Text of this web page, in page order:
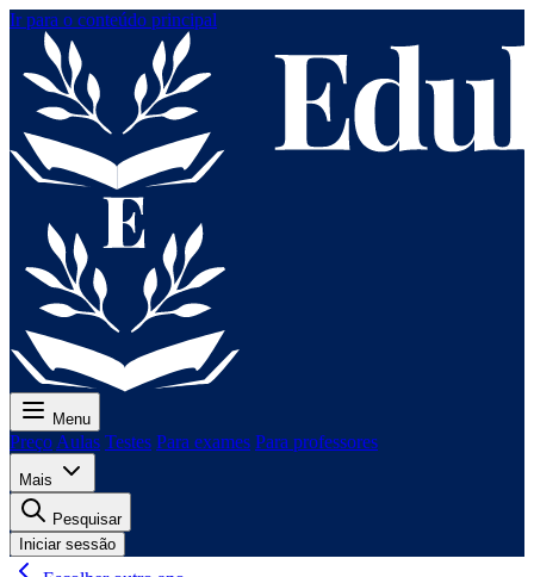
Ir para o conteúdo principal
Menu
Preço Aulas Testes Para exames Para professores
Mais
Pesquisar
Iniciar sessão